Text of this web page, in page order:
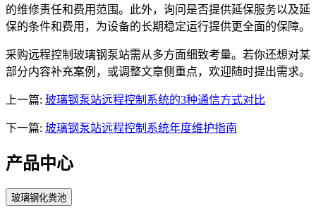
的维修责任和费用范围。此外，询问是否提供延保服务以及延
保的条件和费用，为设备的长期稳定运行提供更全面的保障。
采购远程控制玻璃钢泵站需从多方面细致考量。若你还想对某
部分内容补充案例，或调整文章侧重点，欢迎随时提出需求。
上一篇: 玻璃钢泵站远程控制系统的3种通信方式对比
下一篇: 玻璃钢泵站远程控制系统年度维护指南
产品中心
玻璃钢化粪池